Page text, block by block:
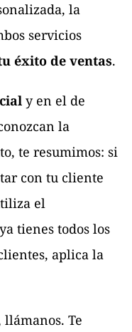
la
servicios
éxito de ventas.
y en el de
la
te resumimos: si
con tu cliente
el
tienes todos los
aplica la
Te